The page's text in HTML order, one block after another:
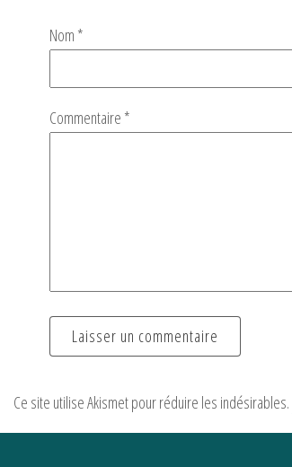
Commentaire *
Nom *
Ce site utilise Akismet pour réduire les indésirables.